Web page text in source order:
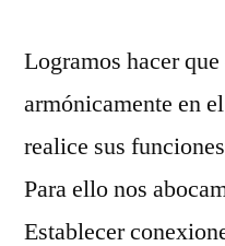
Logramos hacer
armónicamente en
realice sus
Para ello nos
Establecer